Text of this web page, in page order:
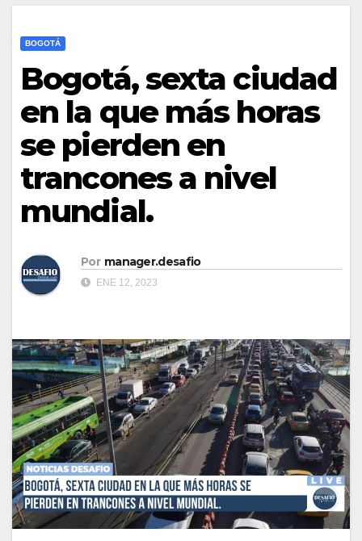
BOGOTÁ
Bogotá, sexta ciudad
en la que más horas
se pierden en
trancones a nivel
mundial.
Por manager.desafio
ENE 12, 2023